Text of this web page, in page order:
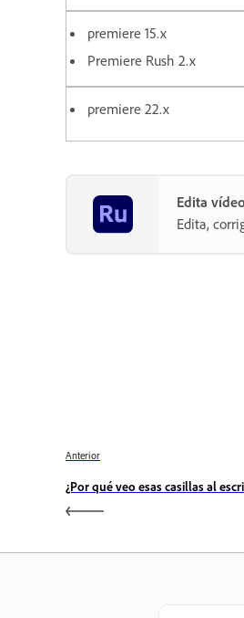
premiere 15.x
Premiere Rush 2.x
premiere 22.x
Edita
Edita,
Anterior
¿Por qué veo esas casillas al